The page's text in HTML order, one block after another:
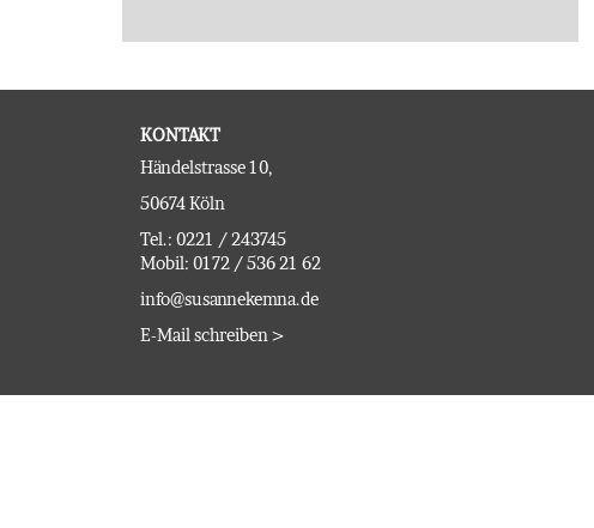
KONTAKT
Händelstrasse 10,
50674 Köln
Tel.: 0221 / 243745
Mobil: 0172 / 536 21 62
info@susannekemna.de
E-Mail schreiben >